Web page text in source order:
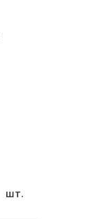
шт.